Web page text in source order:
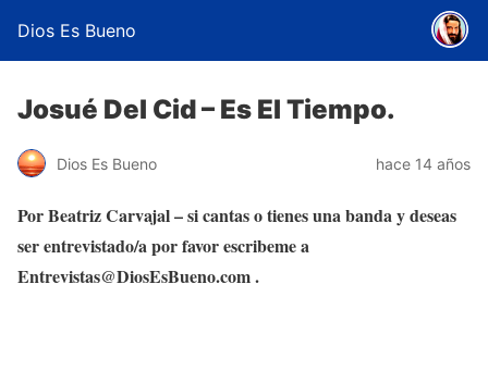
Dios Es Bueno
Josué Del Cid – Es El Tiempo.
Dios Es Bueno hace 14 años
Por Beatriz Carvajal – si cantas o tienes una banda y deseas
ser entrevistado/a por favor escribeme a
Entrevistas@DiosEsBueno.com .